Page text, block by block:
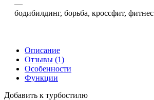
—
бодибилдинг, борьба, кроссфит, фитнес
Описание
Отзывы (1)
Особенности
Функции
Добавить к турбостилю